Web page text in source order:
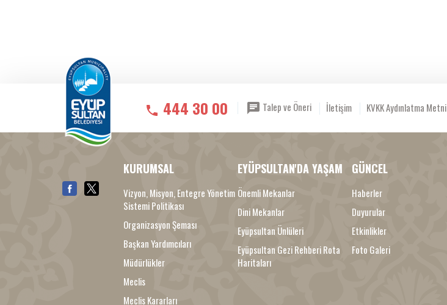
444 30 00 Talep ve Öneri İletişim KVKK Aydınlatma Metni
KURUMSAL
Vizyon, Misyon, Entegre Yönetim
Sistemi Politikası
Organizasyon Şeması
Başkan Yardımcıları
Müdürlükler
Meclis
Meclis Kararları
EYÜPSULTAN'DA YAŞAM
Önemli Mekanlar
Dini Mekanlar
Eyüpsultan Ünlüleri
Eyüpsultan Gezi Rehberi Rota
Haritaları
GÜNCEL
Haberler
Duyurular
Etkinlikler
Foto Galeri